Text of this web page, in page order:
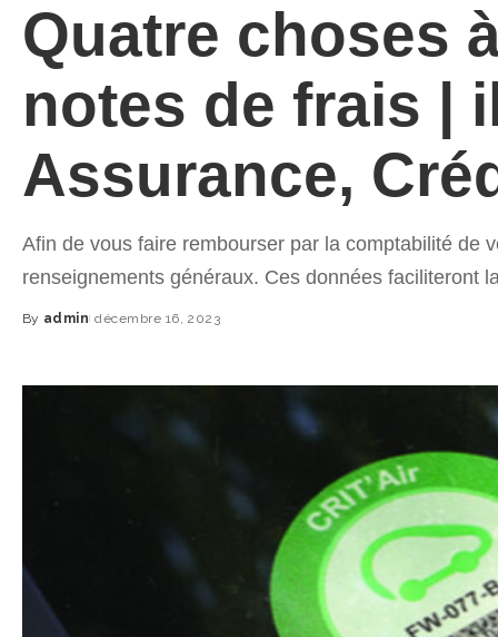
Quatre choses
notes de frais |
Assurance,
Afin de vous faire rembourser par la comptabilité de
renseignements généraux. Ces données faciliteront
Posted
By admin décembre 16, 2023